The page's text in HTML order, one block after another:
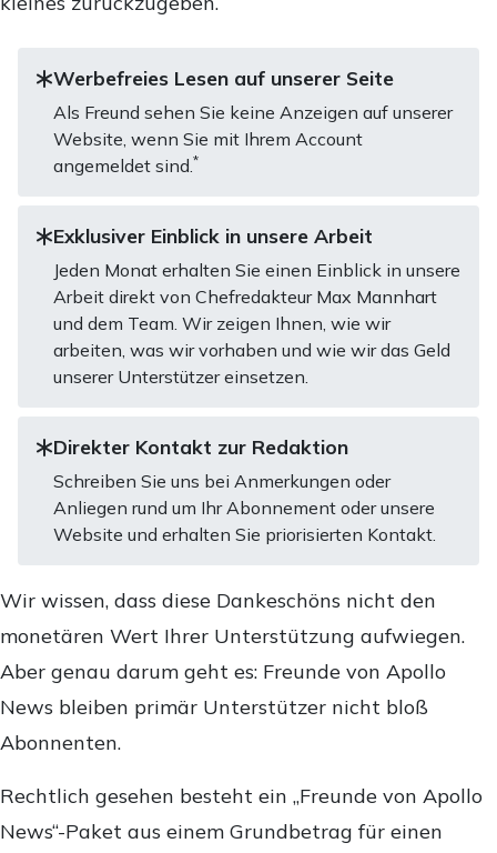
Werbefreies Lesen auf unserer Seite
Als Freund sehen Sie keine Anzeigen auf unserer
Website, wenn Sie mit Ihrem Account
angemeldet sind.*
Exklusiver Einblick in unsere Arbeit
Jeden Monat erhalten Sie einen Einblick in unsere
Arbeit direkt von Chefredakteur Max Mannhart
und dem Team. Wir zeigen Ihnen, wie wir
arbeiten, was wir vorhaben und wie wir das Geld
unserer Unterstützer einsetzen.
Direkter Kontakt zur Redaktion
Schreiben Sie uns bei Anmerkungen oder
Anliegen rund um Ihr Abonnement oder unsere
Website und erhalten Sie priorisierten Kontakt.
Wir wissen, dass diese Dankeschöns nicht den
monetären Wert Ihrer Unterstützung aufwiegen.
Aber genau darum geht es: Freunde von Apollo
News bleiben primär Unterstützer nicht bloß
Abonnenten.
Rechtlich gesehen besteht ein „Freunde von Apollo
News“-Paket aus einem Grundbetrag für einen